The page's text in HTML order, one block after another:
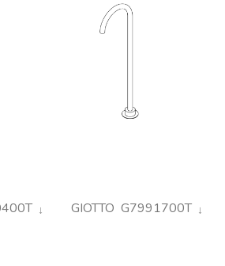
GIOTTO G7991700T